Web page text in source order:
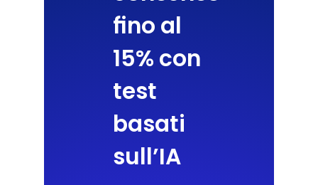
fino al
15% con
test
basati
sull’IA